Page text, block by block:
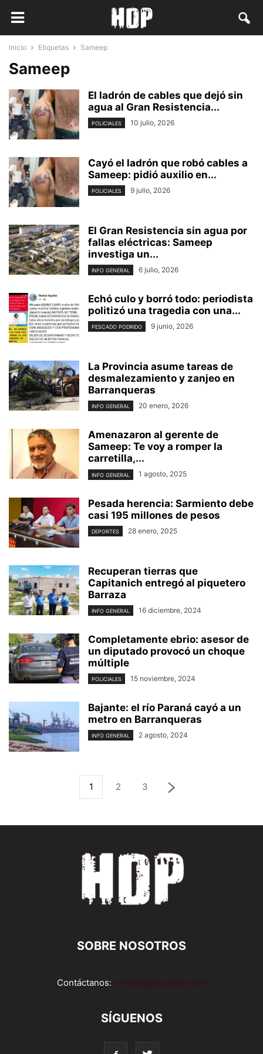
Inicio Etiquetas Sameep
Sameep
El ladrón de cables que dejó sin
agua al Gran Resistencia...
POLICIALES 10 julio, 2026
Cayó el ladrón que robó cables a
Sameep: pidió auxilio en...
POLICIALES 9 julio, 2026
El Gran Resistencia sin agua por
fallas eléctricas: Sameep
investiga un...
INFO GENERAL 6 julio, 2026
Echó culo y borró todo: periodista
politizó una tragedia con una...
PESCADO PODRIDO 9 junio, 2026
La Provincia asume tareas de
desmalezamiento y zanjeo en
Barranqueras
INFO GENERAL 20 enero, 2026
Amenazaron al gerente de
Sameep: Te voy a romper la
carretilla,...
INFO GENERAL 1 agosto, 2025
Pesada herencia: Sarmiento debe
casi 195 millones de pesos
DEPORTES 28 enero, 2025
Recuperan tierras que
Capitanich entregó al piquetero
Barraza
INFO GENERAL 16 diciembre, 2024
Completamente ebrio: asesor de
un diputado provocó un choque
múltiple
POLICIALES 15 noviembre, 2024
Bajante: el río Paraná cayó a un
metro en Barranqueras
INFO GENERAL 2 agosto, 2024
1 2 3
SOBRE NOSOTROS
Contáctanos: contact@yoursite.com
SÍGUENOS